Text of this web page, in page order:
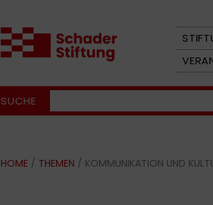
SUCHE
HOME / THEMEN / KOMMUNIKATION UND